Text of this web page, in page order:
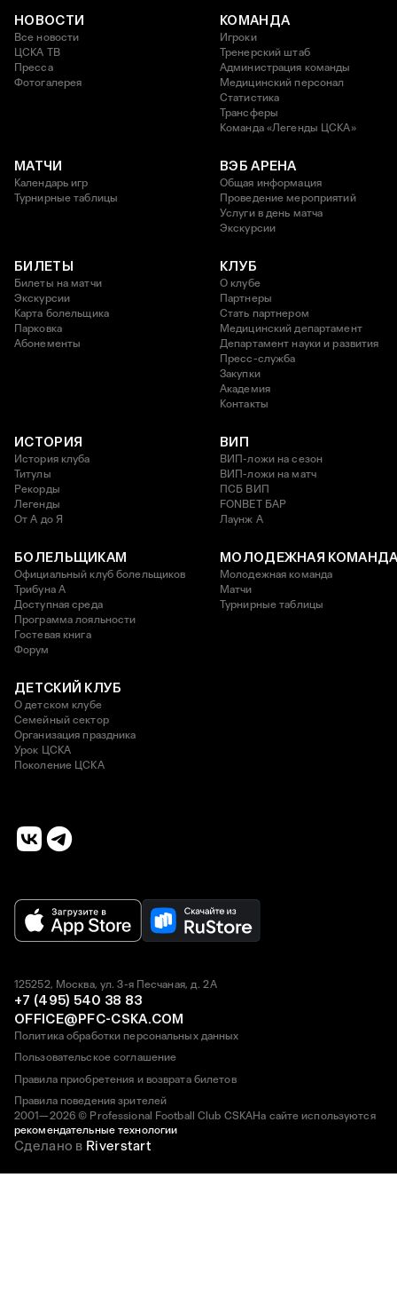
НОВОСТИ
Все новости
ЦСКА ТВ
Пресса
Фотогалерея
КОМАНДА
Игроки
Тренерский штаб
Администрация команды
Медицинский персонал
Статистика
Трансферы
Команда «Легенды ЦСКА»
МАТЧИ
Календарь игр
Турнирные таблицы
ВЭБ АРЕНА
Общая информация
Проведение мероприятий
Услуги в день матча
Экскурсии
БИЛЕТЫ
Билеты на матчи
Экскурсии
Карта болельщика
Парковка
Абонементы
КЛУБ
О клубе
Партнеры
Стать партнером
Медицинский департамент
Департамент науки и развития
Пресс-служба
Закупки
Академия
Контакты
ИСТОРИЯ
История клуба
Титулы
Рекорды
Легенды
От А до Я
ВИП
ВИП-ложи на сезон
ВИП-ложи на матч
ПСБ ВИП
FONBET БАР
Лаунж A
БОЛЕЛЬЩИКАМ
Официальный клуб болельщиков
Трибуна А
Доступная среда
Программа лояльности
Гостевая книга
Форум
МОЛОДЕЖНАЯ
Молодежная команда
Матчи
Турнирные таблицы
ДЕТСКИЙ КЛУБ
О детском клубе
Семейный сектор
Организация праздника
Урок ЦСКА
Поколение ЦСКА
2001—2026 © Professional Football Club CSKAНа сайте используются
рекомендательные технологии
125252, Москва, ул. 3-я Песчаная, д. 2А
+7 (495) 540 38 83
OFFICE@PFC-CSKA.COM
Политика обработки персональных данных
Пользовательское соглашение
Правила приобретения и возврата билетов
Правила поведения зрителей
Сделано в Riverstart